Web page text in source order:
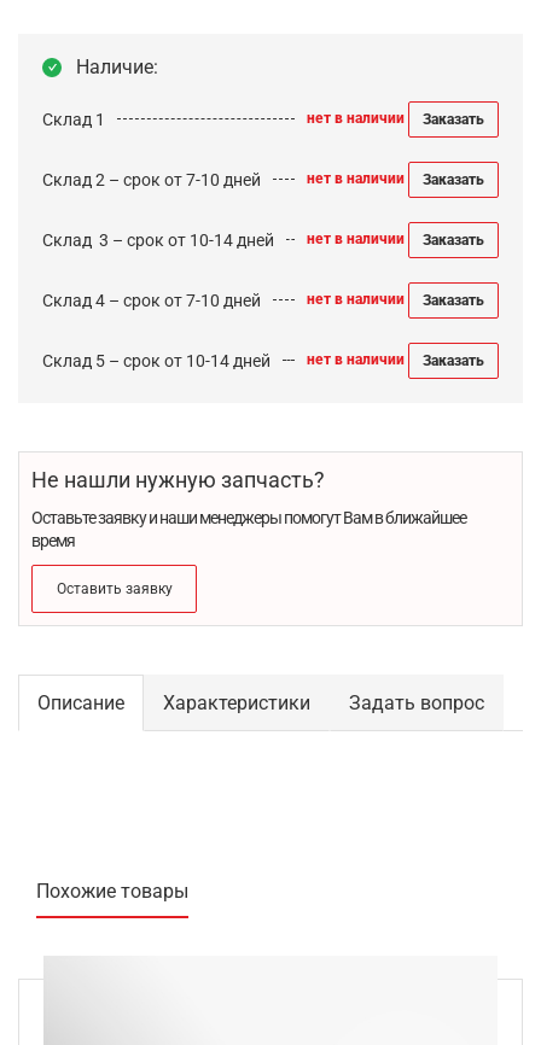
Наличие:
Склад 1 нет в наличии Заказать
Склад 2 – срок от 7-10 дней нет в наличии Заказать
Cклад 3 – срок от 10-14 дней нет в наличии Заказать
Склад 4 – срок от 7-10 дней нет в наличии Заказать
Склад 5 – срок от 10-14 дней нет в наличии Заказать
Не нашли нужную запчасть?
Оставьте заявку и наши менеджеры помогут Вам в ближайшее
время
Оставить заявку
Описание Характеристики Задать вопрос
Похожие товары